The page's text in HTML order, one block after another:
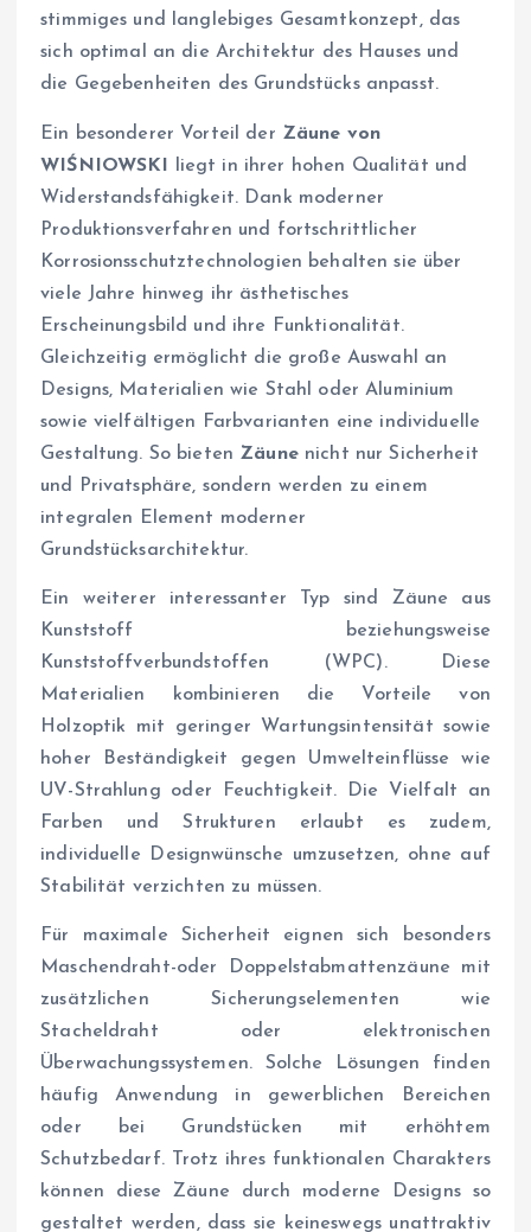
stimmiges und langlebiges Gesamtkonzept, das
sich optimal an die Architektur des Hauses und
die Gegebenheiten des Grundstücks anpasst.
Ein besonderer Vorteil der Zäune von
WIŚNIOWSKI
liegt in ihrer hohen Qualität und
Widerstandsfähigkeit. Dank moderner
Produktionsverfahren und fortschrittlicher
Korrosionsschutztechnologien behalten sie über
viele Jahre hinweg ihr ästhetisches
Erscheinungsbild und ihre Funktionalität.
Gleichzeitig ermöglicht die große Auswahl an
Designs, Materialien wie Stahl oder Aluminium
sowie vielfältigen Farbvarianten eine individuelle
Gestaltung. So bieten Zäunenicht nur Sicherheit
und Privatsphäre, sondern werden zu einem
integralen Element moderner
Grundstücksarchitektur.
Ein weiterer interessanter Typ sind Zäune aus
Kunststoff beziehungsweise
Kunststoffverbundstoffen (WPC). Diese
Materialien kombinieren die Vorteile von
Holzoptik mit geringer Wartungsintensität sowie
hoher Beständigkeit gegen Umwelteinflüsse wie
UV-Strahlung oder Feuchtigkeit. Die Vielfalt an
Farben und Strukturen erlaubt es zudem,
individuelle Designwünsche umzusetzen, ohne auf
Stabilität verzichten zu müssen.
Für maximale Sicherheit eignen sich besonders
Maschendraht-oder Doppelstabmattenzäune mit
zusätzlichen Sicherungselementen wie
Stacheldraht oder elektronischen
Überwachungssystemen. Solche Lösungen finden
häufig Anwendung in gewerblichen Bereichen
oder bei Grundstücken mit erhöhtem
Schutzbedarf. Trotz ihres funktionalen Charakters
können diese Zäune durch moderne Designs so
gestaltet werden, dass sie keineswegs unattraktiv